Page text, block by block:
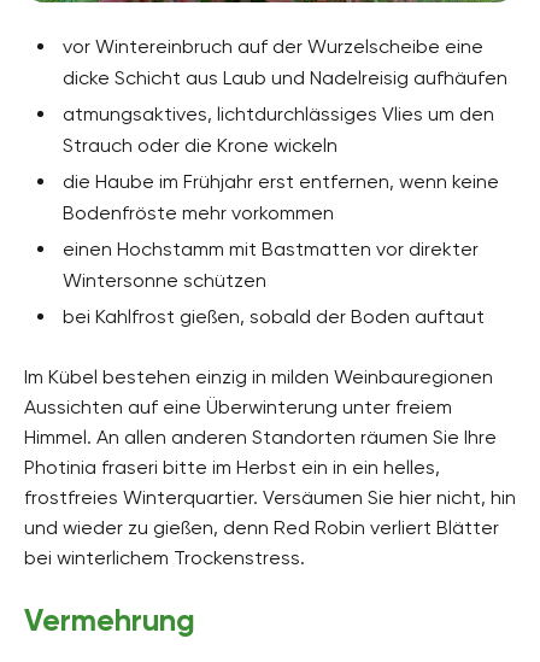
vor Wintereinbruch auf der Wurzelscheibe eine
dicke Schicht aus Laub und Nadelreisig aufhäufen
atmungsaktives, lichtdurchlässiges Vlies um den
Strauch oder die Krone wickeln
die Haube im Frühjahr erst entfernen, wenn keine
Bodenfröste mehr vorkommen
einen Hochstamm mit Bastmatten vor direkter
Wintersonne schützen
bei Kahlfrost gießen, sobald der Boden auftaut
Im Kübel bestehen einzig in milden Weinbauregionen
Aussichten auf eine Überwinterung unter freiem
Himmel. An allen anderen Standorten räumen Sie Ihre
Photinia fraseri bitte im Herbst ein in ein helles,
frostfreies Winterquartier. Versäumen Sie hier nicht, hin
und wieder zu gießen, denn Red Robin verliert Blätter
bei winterlichem Trockenstress.
Vermehrung